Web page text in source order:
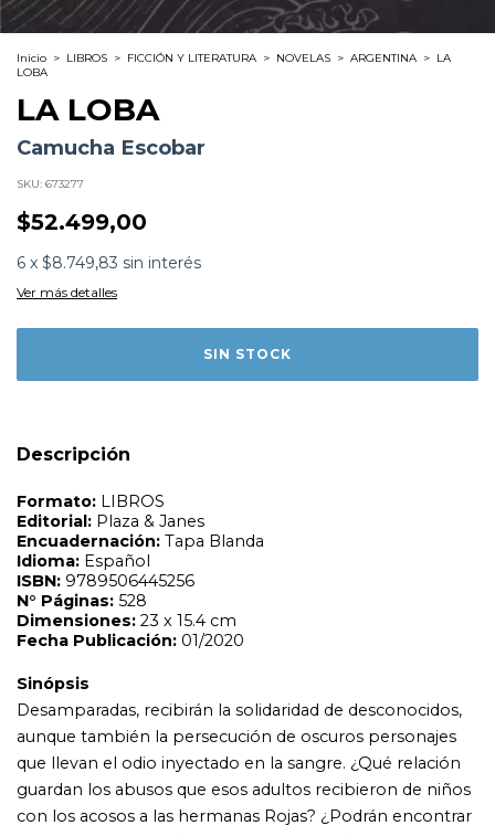
Inicio > LIBROS > FICCIÓN Y LITERATURA > NOVELAS > ARGENTINA > LA
LOBA
LA LOBA
Camucha Escobar
SKU: 673277
$52.499,00
6 x $8.749,83 sin interés
Ver más detalles
Descripción
Formato: LIBROS
Editorial:
Plaza & Janes
Encuadernación:
ISBN:9789506445256
aunque también la persecución de oscuros personajes
guardan los abusos que esos adultos recibieron de niños
con los acosos a las hermanas Rojas? ¿Podrán encontrar
el amor en un mundo donde la violencia hacia las
mujeres es moneda corriente? Con esta nueva novela,
Camucha Escobar inaugura una saga que tendrá como
protagonistas a estas cuatro hermanas, quienes deberán
aprender a ser felices y luchar por el amor.